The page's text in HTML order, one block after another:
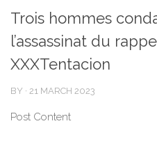
Trois hommes
l’assassinat du
XXXTentacion
BY · 21 MARCH 2023
Post Content